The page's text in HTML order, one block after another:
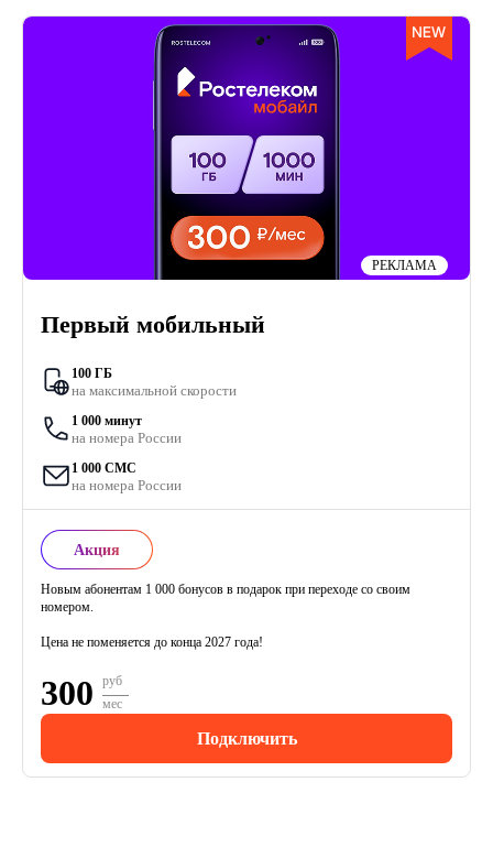
Первый мобильный
100 ГБ
на максимальной скорости
1 000 минут
на номера России
1 000 СМС
на номера России
Акция
Новым абонентам 1 000 бонусов в подарок при переходе со своим
номером.
Цена не поменяется до конца 2027 года!
300
руб
мес
Подключить
РЕКЛАМА